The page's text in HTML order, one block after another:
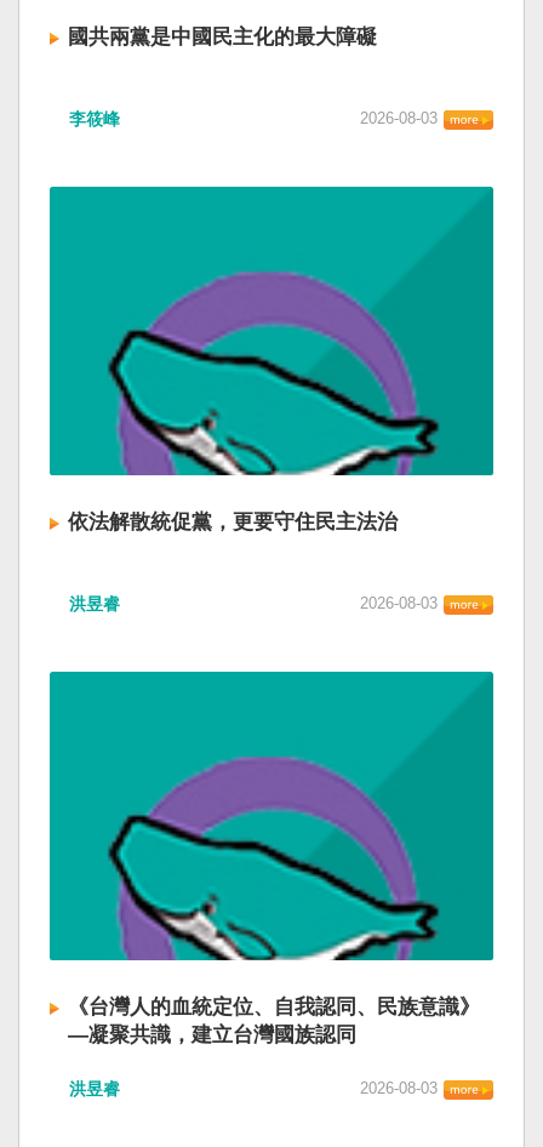
國共兩黨是中國民主化的最大障礙
李筱峰 2026-08-03
依法解散統促黨，更要守住民主法治
洪昱睿 2026-08-03
《台灣人的血統定位、自我認同、民族意識》
—凝聚共識，建立台灣國族認同
洪昱睿 2026-08-03